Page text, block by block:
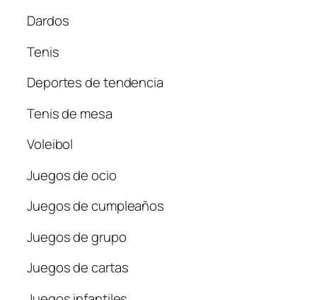
Dardos
Tenis
Deportes de tendencia
Tenis de mesa
Voleibol
Juegos de ocio
Juegos de cumpleaños
Juegos de grupo
Juegos de cartas